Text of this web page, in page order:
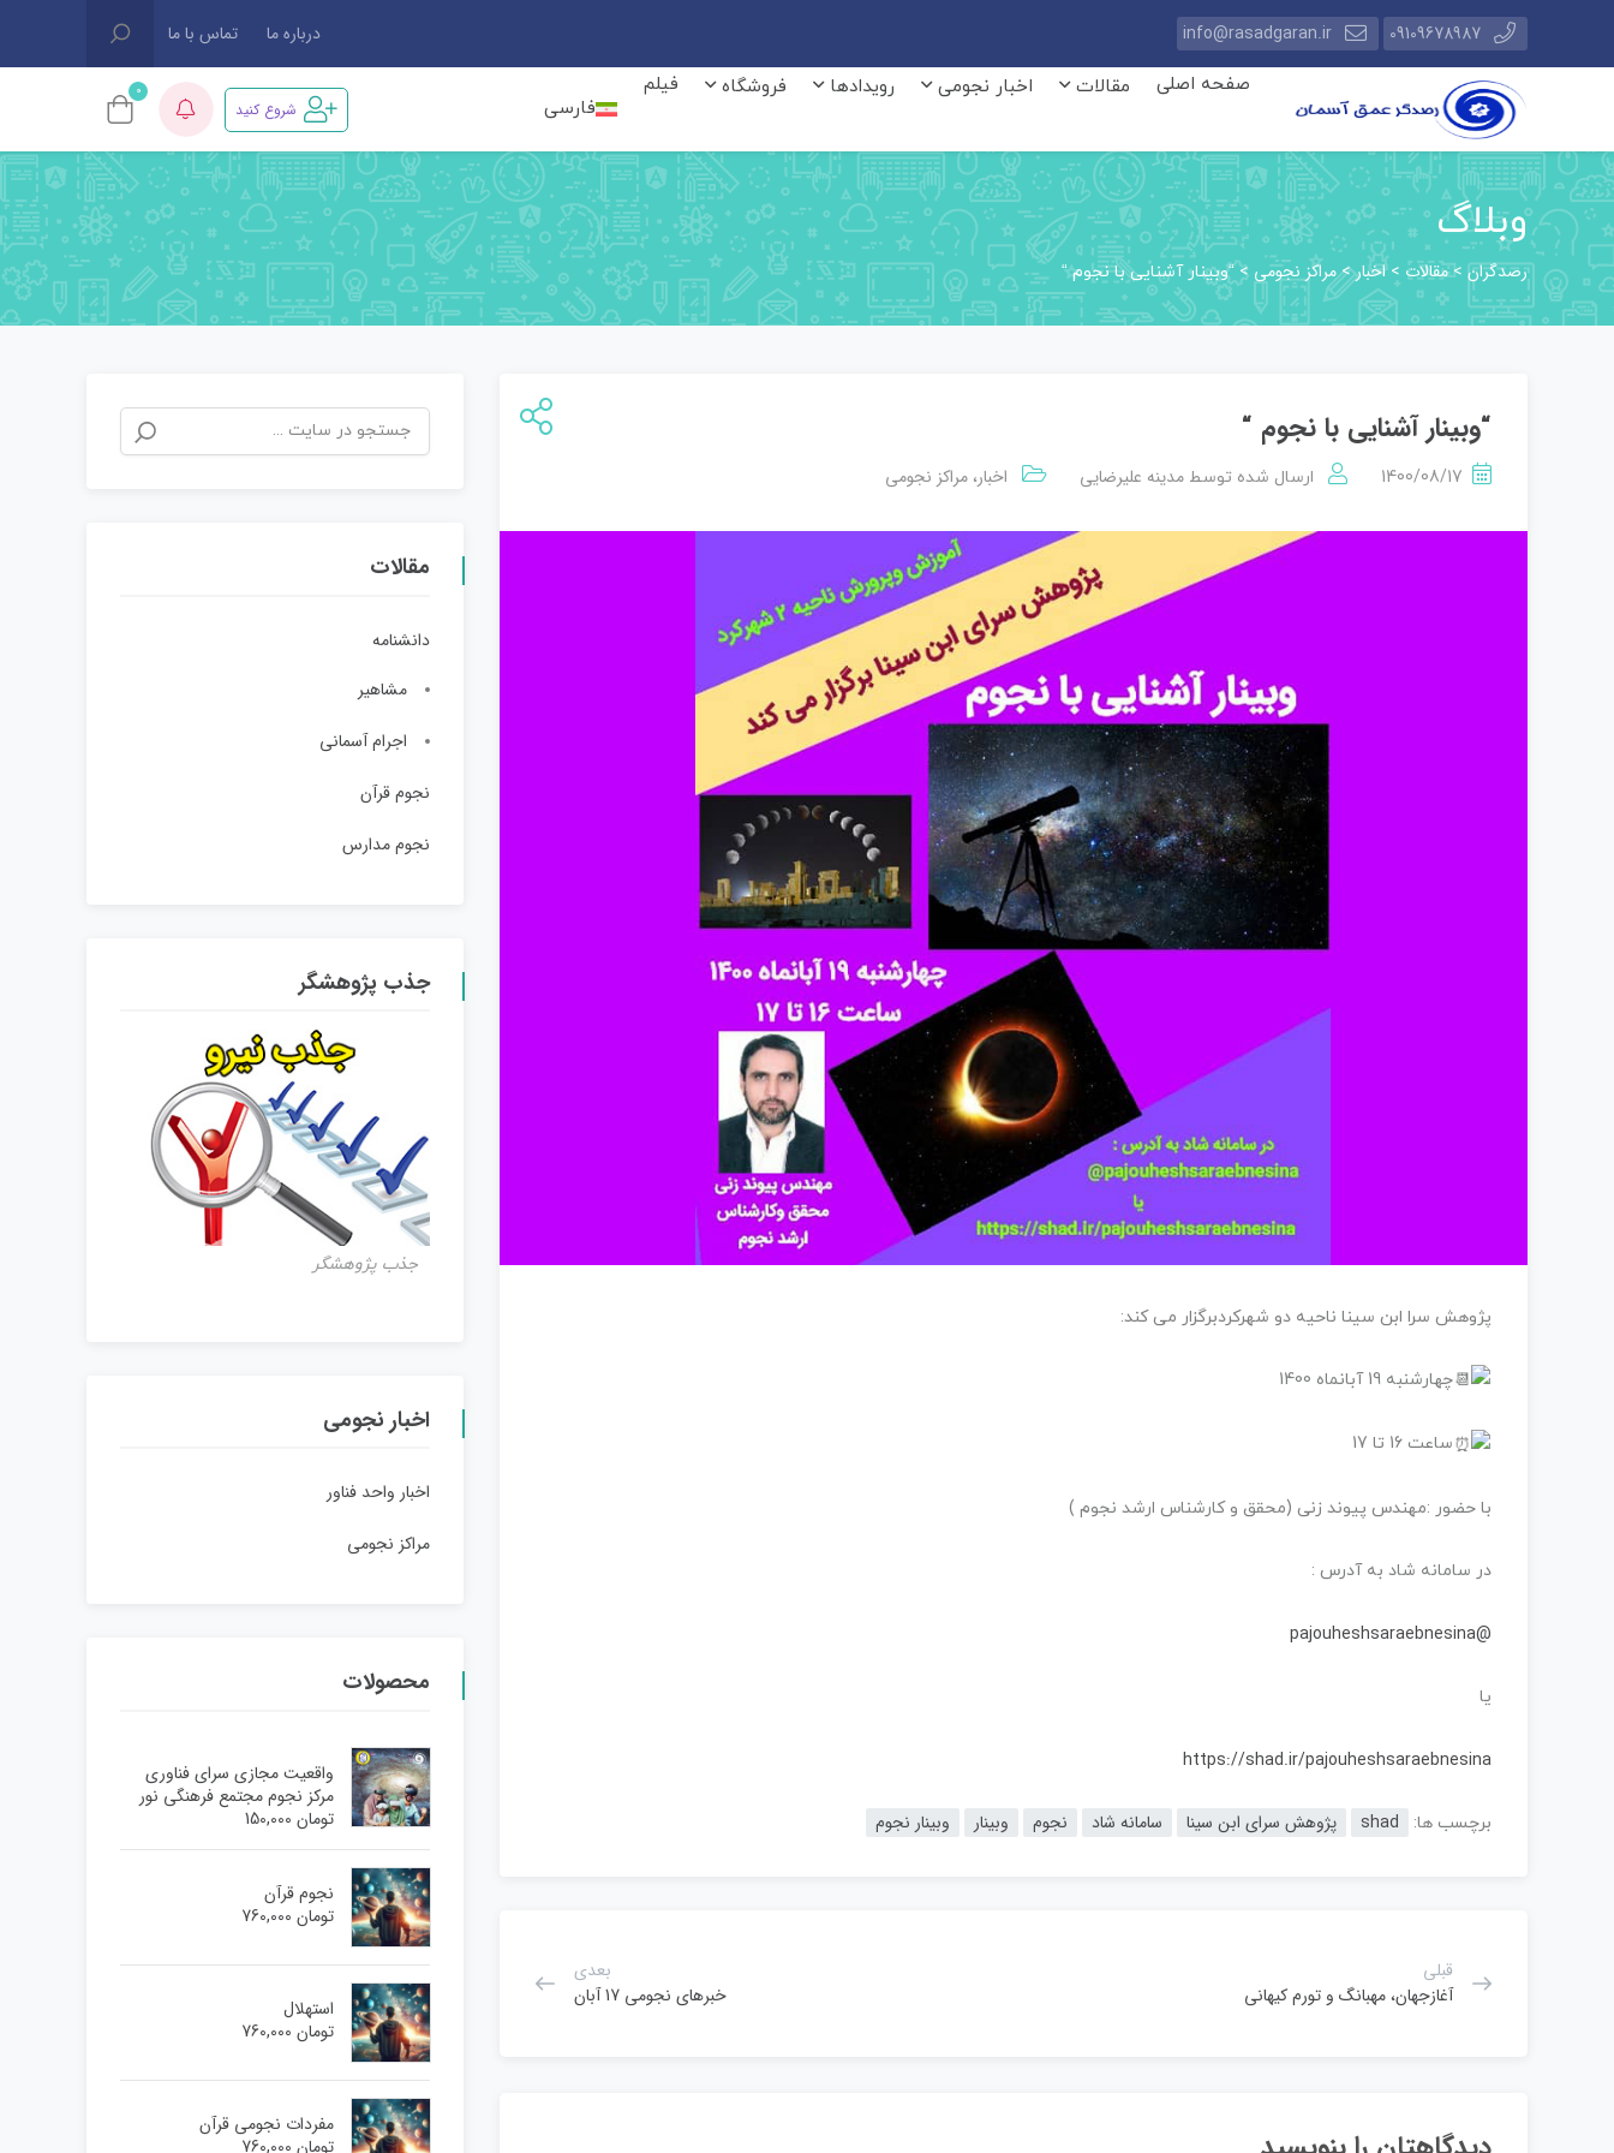
09109678987
info@rasadgaran.ir درباره ما تماس با ما
صفحه اصلی مقالات اخبار نجومی رویدادها فروشگاه
فیلم
فارسی
شروع کنید
0
وبلاگ
رصدگران >مقالات >اخبار>مراکز نجومی >“وبینار آشنایی با نجوم “
“وبینار آشنایی با نجوم “
1400/08/17 ارسال شده توسط مدینه علیرضایی اخبار، مراکز نجومی
پژوهش سرا ابن سینا ناحیه دو شهرکردبرگزار می کند:
چهارشنبه 19 آبانماه 1400
ساعت 16 تا 17
با حضور :‌مهندس پیوند زنی (محقق و کارشناس ارشد نجوم )
در سامانه شاد به آدرس :
@pajouheshsaraebnesina
یا
https://shad.ir/pajouheshsaraebnesina
برچسب ها: shad پژوهش سرای ابن سینا سامانه شاد نجوم وبینار وبینار نجوم
قبلی
آغازجهان، مهبانگ و تورم کیهانی
بعدی
خبرهای نجومی 17 آبان
مقالات
دانشنامه
مشاهیر
اجرام آسمانی
نجوم قرآن
نجوم مدارس
جذب پژوهشگر
جذب پژوهشگر
اخبار نجومی
اخبار واحد فناور
مراکز نجومی
محصولات
واقعیت مجازی سرای فناوری
مرکز نجوم مجتمع فرهنگی نور
تومان
نجوم قرآن
تومان
استهلال
تومان
مفردات نجومی قرآن
تومان